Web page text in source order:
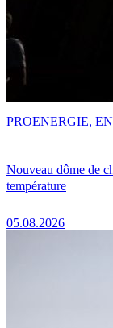
Nouveau dôme de
température
05.08.2026
PROENERGIE,